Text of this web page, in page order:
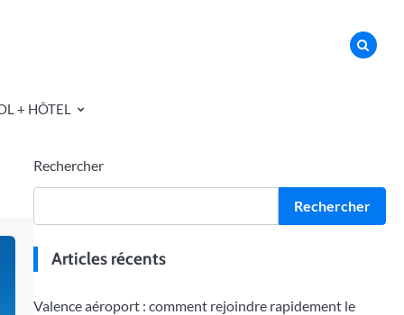
+ HÔTEL
Rechercher
Rechercher
Articles récents
Valence aéroport : comment rejoindre rapidement le